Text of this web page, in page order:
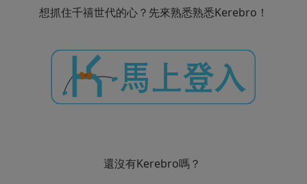
想抓住千禧世代的心？先來熟悉熟悉Kerebro！
還沒有Kerebro嗎？